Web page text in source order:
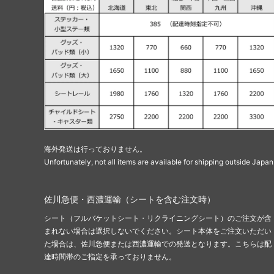
海外発送は行っておりません。
Unfortunately, not all items are available for shipping outside
佐川急便・西濃運輸（シートを含む注文時）
シート（フルバケットシート・リクライニングシート）のご注文が含
まれない場合は選択しないでください。シート本体をご注文いただい
た場合は、佐川急便または西濃運輸での発送となります。こちらは配
達時間帯のご指定を承っておりません。